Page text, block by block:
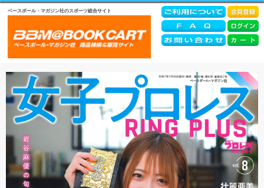
ベースボール・マガジン社のスポーツ総合サイト